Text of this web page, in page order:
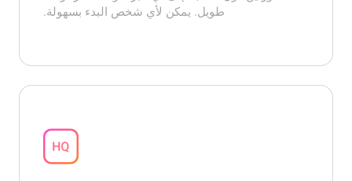
طويل. يمكن لأي شخص البدء بسهولة.